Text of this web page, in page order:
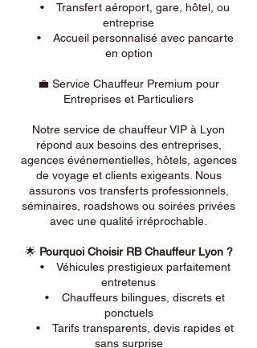
• Transfert aéroport, gare, hôtel, ou
entreprise
• Accueil personnalisé avec pancarte
en option
💼 Service Chauffeur Premium pour
Entreprises et Particuliers
Notre service de chauffeur VIP à Lyon
répond aux besoins des entreprises,
agences événementielles, hôtels, agences
de voyage et clients exigeants. Nous
assurons vos transferts professionnels,
séminaires, roadshows ou soirées privées
avec une qualité irréprochable.
🌟 Pourquoi Choisir RB Chauffeur Lyon ?
• Véhicules prestigieux parfaitement
entretenus
• Chauffeurs bilingues, discrets et
ponctuels
• Tarifs transparents, devis rapides et
sans surprise